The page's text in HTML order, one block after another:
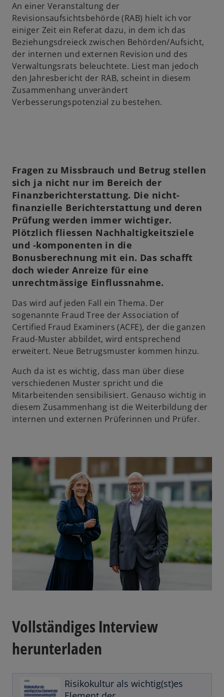
An einer Veranstaltung der
Revisionsaufsichtsbehörde (RAB) hielt ich vor
einiger Zeit ein Referat dazu, in dem ich das
Beziehungsdreieck zwischen Behörden/Aufsicht,
der internen und externen Revision und des
Verwaltungsrats beleuchtete. Liest man jedoch
den Jahresbericht der RAB, scheint in diesem
Zusammenhang unverändert
Verbesserungspotenzial zu bestehen.
Fragen zu Missbrauch und Betrug stellen
sich ja nicht nur im Bereich der
Finanzberichterstattung. Die nicht-
finanzielle Berichterstattung und deren
Prüfung werden immer wichtiger.
Plötzlich fliessen Nachhaltigkeitsziele
und -komponenten in die
Bonusberechnung mit ein. Das schafft
doch wieder Anreize für eine
unrechtmässige Einflussnahme.
Das wird auf jeden Fall ein Thema. Der
sogenannte Fraud Tree der Association of
Certified Fraud Examiners (ACFE), der die ganzen
Fraud-Muster abbildet, wird entsprechend
erweitert. Neue Betrugsmuster kommen hinzu.
Auch da ist es wichtig, dass man über diese
verschiedenen Muster spricht und die
Mitarbeitenden sensibilisiert. Genauso wichtig in
diesem Zusammenhang ist die Weiterbildung der
internen und externen Prüferinnen und Prüfer.
Vollständiges Interview
herunterladen
Risikokultur als wichtig(st)es
d
i
n
e
u